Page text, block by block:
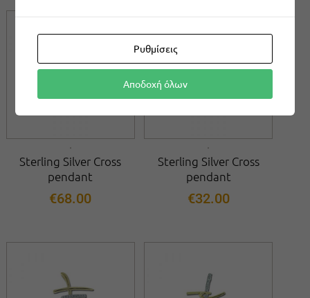
Sterling Silver Cross
pendant
€68.00
Sterling Silver Cross
pendant
€32.00
Ρυθμίσεις
Αποδοχή όλων